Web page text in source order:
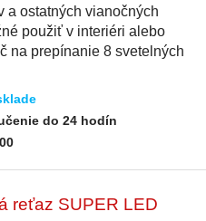
a ostatných vianočných
použiť v interiéri alebo
na prepínanie 8 svetelných
do 24 hodín
reťaz SUPER LED